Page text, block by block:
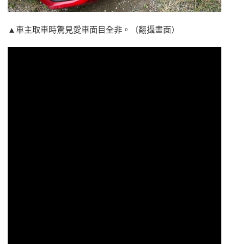
▲車主取車時驚見愛車面目全非。（翻攝畫面）